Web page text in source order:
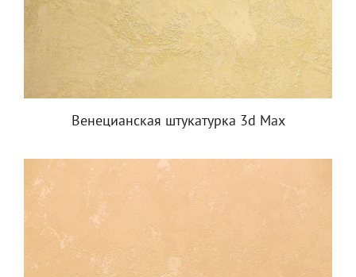
Венецианская штукатурка 3d Max